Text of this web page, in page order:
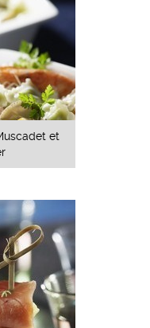
et